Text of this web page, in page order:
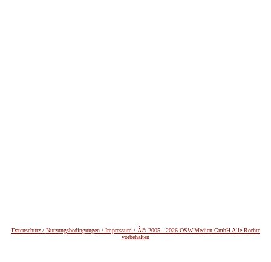
Datenschutz / Nutzungsbedingungen / Impressum / Â© 2005 - 2026 OSW-Medien GmbH Alle Rechte
vorbehalten